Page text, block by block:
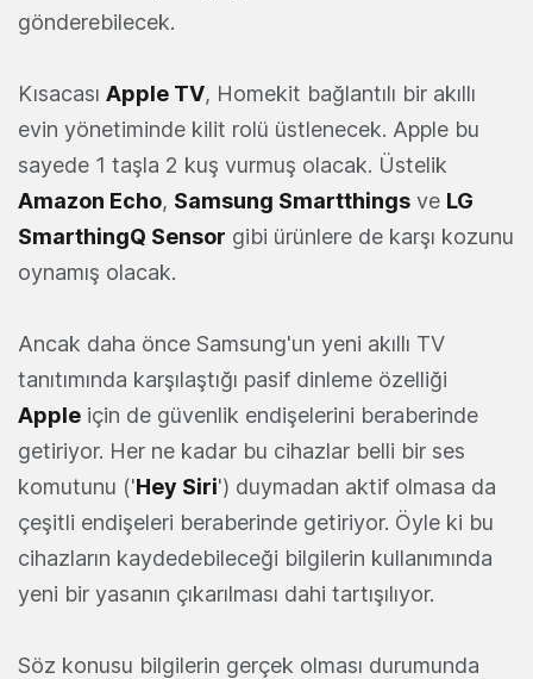
gönderebilecek.
Kısacası Apple TV, Homekit bağlantılı bir akıllı
evin yönetiminde kilit rolü üstlenecek. Apple bu
sayede 1 taşla 2 kuş vurmuş olacak. Üstelik
Amazon Echo, Samsung Smartthings ve LG
SmarthingQ Sensor gibi ürünlere de karşı kozunu
oynamış olacak.
Ancak daha önce Samsung'un yeni akıllı TV
tanıtımında karşılaştığı pasif dinleme özelliği
Apple için de güvenlik endişelerini beraberinde
getiriyor. Her ne kadar bu cihazlar belli bir ses
komutunu ('Hey Siri') duymadan aktif olmasa da
çeşitli endişeleri beraberinde getiriyor. Öyle ki bu
cihazların kaydedebileceği bilgilerin kullanımında
yeni bir yasanın çıkarılması dahi tartışılıyor.
Söz konusu bilgilerin gerçek olması durumunda